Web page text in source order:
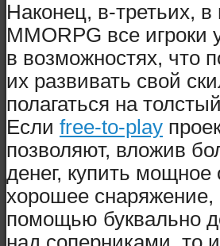
Наконец, в-третьих, в
MMORPG все игроки
в возможностях, что
их развивать свой
полагаться на
Если free-to-play
позволяют, вложив
денег, купить мощное
хорошее снаряжение,
помощью буквально